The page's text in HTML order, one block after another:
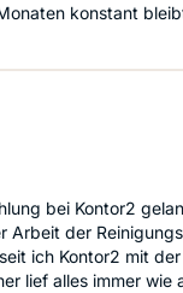
konstant
bei Kontor2
Arbeit der
ich Kontor2 mit
lief alles immer wie